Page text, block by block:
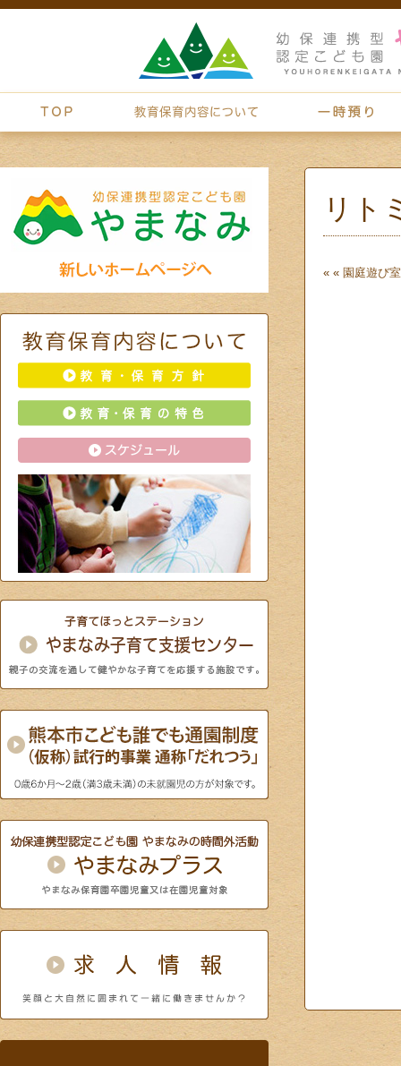
リト
« « 園庭遊び